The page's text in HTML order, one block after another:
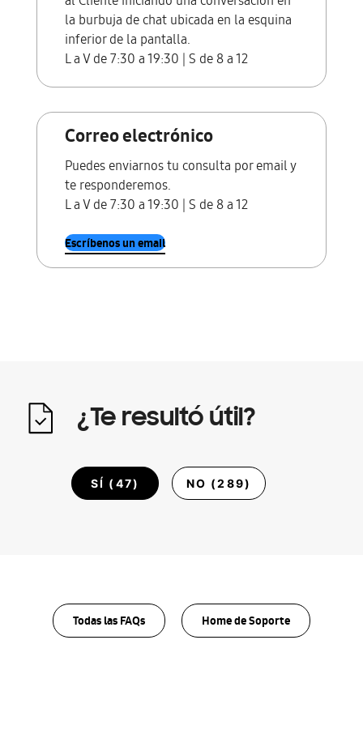
la burbuja de chat ubicada en la esquina
inferior de la pantalla.
L a V de 7:30 a 19:30 | S de 8 a 12
Correo electrónico
Puedes enviarnos tu consulta por email y
te responderemos.
L a V de 7:30 a 19:30 | S de 8 a 12
Escríbenos un email
¿Te resultó útil?
SÍ ( 47) NO (289)
Todas las FAQs Home de Soporte